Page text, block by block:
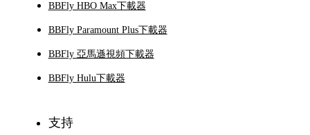
BBFly HBO Max下載器
BBFly Paramount Plus下載器
BBFly 亞馬遜視頻下載器
BBFly Hulu下載器
支持